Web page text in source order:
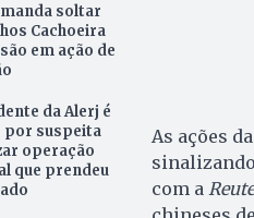
manda soltar
Cachoeira
em ação de
da Alerj é
por suspeita
operação
que prendeu
As ações
com a